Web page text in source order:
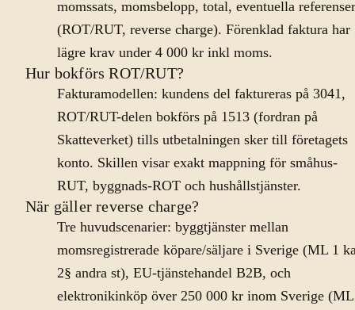
momssats, momsbelopp, total, eventuella referenser
(ROT/RUT, reverse charge). Förenklad faktura har
lägre krav under 4 000 kr inkl moms.
Hur bokförs ROT/RUT?
Fakturamodellen: kundens del faktureras på 3041,
ROT/RUT-delen bokförs på 1513 (fordran på
Skatteverket) tills utbetalningen sker till företagets
konto. Skillen visar exakt mappning för småhus-
RUT, byggnads-ROT och hushållstjänster.
När gäller reverse charge?
Tre huvudscenarier: byggtjänster mellan
momsregistrerade köpare/säljare i Sverige (ML 1
2§ andra st), EU-tjänstehandel B2B, och
elektronikinköp över 250 000 kr inom Sverige